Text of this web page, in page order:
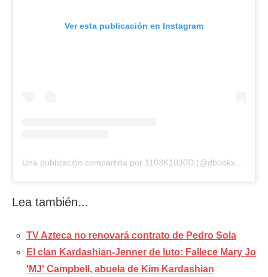
Ver esta publicación en Instagram
Lea también...
TV Azteca no renovará contrato de Pedro Sola
El clan Kardashian-Jenner de luto: Fallece Mary Jo
'MJ' Campbell, abuela de Kim Kardashian